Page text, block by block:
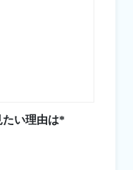
たい理由は*